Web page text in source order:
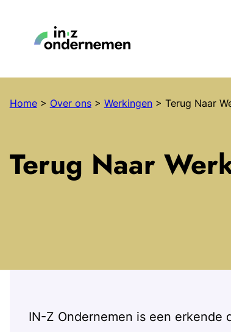
Home> Over ons> Werkingen> Terug Naar
Terug Naar
IN-Z Ondernemen is een erkende